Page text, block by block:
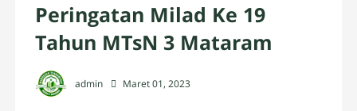
Peringatan Milad Ke 19
Tahun MTsN 3 Mataram
admin Maret 01, 2023